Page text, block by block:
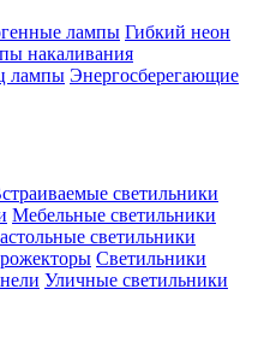
лампы Гибкий неон
накаливания
лампы Энергосберегающие
светильники
Мебельные светильники
светильники
Светильники
Уличные светильники